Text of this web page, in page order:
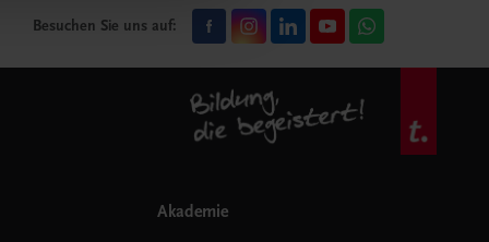
Besuchen Sie uns auf:
Akademie